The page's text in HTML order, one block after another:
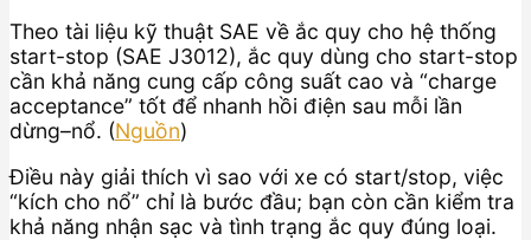
Theo tài liệu kỹ thuật SAE về ắc quy cho hệ thống
start-stop (SAE J3012), ắc quy dùng cho start-stop
cần khả năng cung cấp công suất cao và “charge
acceptance” tốt để nhanh hồi điện sau mỗi lần
dừng–nổ. (Nguồn)
Điều này giải thích vì sao với xe có start/stop, việc
“kích cho nổ” chỉ là bước đầu; bạn còn cần kiểm tra
khả năng nhận sạc và tình trạng ắc quy đúng loại.